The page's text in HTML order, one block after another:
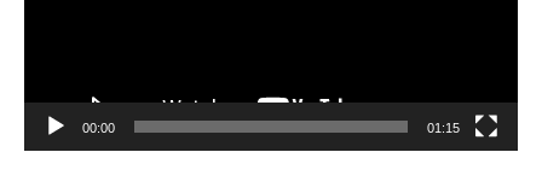
00:00 01:15